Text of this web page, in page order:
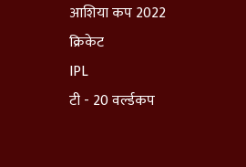
आशिया कप 2022
क्रिकेट
IPL
टी - 20 वर्ल्डकप